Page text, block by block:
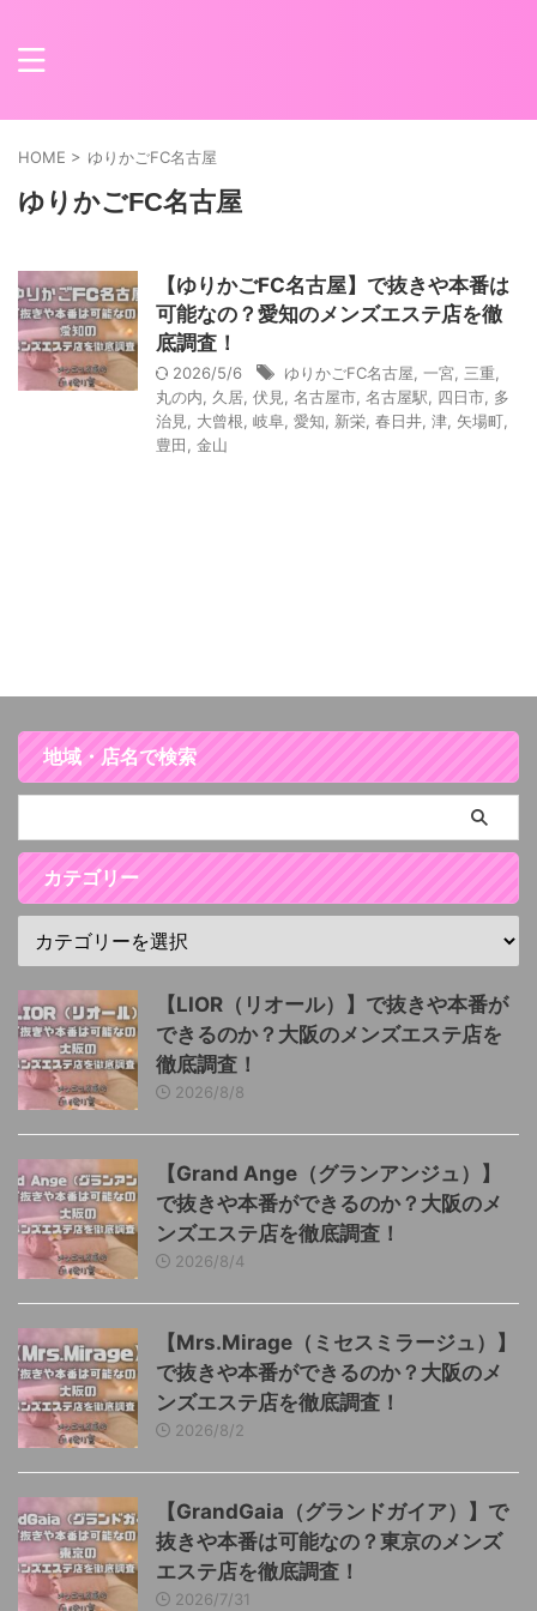
HOME > ゆりかごFC名古屋
ゆりかごFC名古屋
【ゆりかごFC名古屋】で抜きや本番は
可能なの？愛知のメンズエステ店を徹
底調査！
2026/5/6 ゆりかごFC名古屋 一宮 三重
丸の内
久居 伏見 名古屋市 名古屋駅 四日市 多
治見
大曾根 岐阜 愛知 新栄 春日井 津 矢場町
豊田
金山
地域・店名で検索
カテゴリー
【LIOR（リオール）】で抜きや本番が
できるのか？大阪のメンズエステ店を
徹底調査！
2026/8/8
【Grand Ange（グランアンジュ）】
で抜きや本番ができるのか？大阪のメ
ンズエステ店を徹底調査！
2026/8/4
【Mrs.Mirage（ミセスミラージュ）】
で抜きや本番ができるのか？大阪のメ
ンズエステ店を徹底調査！
2026/8/2
【GrandGaia（グランドガイア）】で
抜きや本番は可能なの？東京のメンズ
エステ店を徹底調査！
2026/7/31